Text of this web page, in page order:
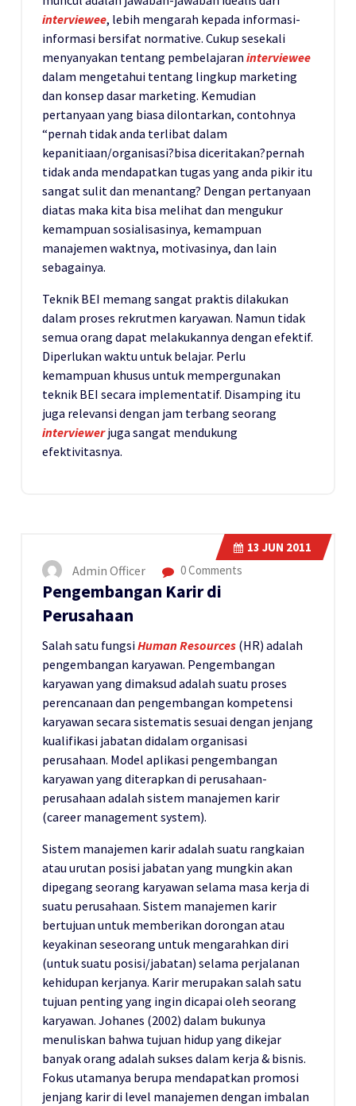
interviewee, lebih mengarah kepada informasi-
informasi bersifat normative. Cukup sesekali
menyanyakan tentang pembelajaran interviewee
dalam mengetahui tentang lingkup marketing
dan konsep dasar marketing. Kemudian
pertanyaan yang biasa dilontarkan, contohnya
“pernah tidak anda terlibat dalam
kepanitiaan/organisasi?bisa diceritakan?pernah
tidak anda mendapatkan tugas yang anda pikir itu
sangat sulit dan menantang? Dengan pertanyaan
diatas maka kita bisa melihat dan mengukur
kemampuan sosialisasinya, kemampuan
manajemen waktnya, motivasinya, dan lain
sebagainya.
Teknik BEI memang sangat praktis dilakukan
dalam proses rekrutmen karyawan. Namun tidak
semua orang dapat melakukannya dengan efektif.
Diperlukan waktu untuk belajar. Perlu
kemampuan khusus untuk mempergunakan
teknik BEI secara implementatif. Disamping itu
juga relevansi dengan jam terbang seorang
interviewerjuga sangat mendukung
efektivitasnya.
13 JUN 2011
Admin Officer 0 Comments
Pengembangan Karir di
Perusahaan
Salah satu fungsiHuman Resources (HR) adalah
pengembangan karyawan. Pengembangan
karyawan yang dimaksud adalah suatu proses
perencanaan dan pengembangan kompetensi
karyawan secara sistematis sesuai dengan jenjang
kualifikasi jabatan didalam organisasi
perusahaan. Model aplikasi pengembangan
karyawan yang diterapkan di perusahaan-
perusahaan adalah sistem manajemen karir
(career management system).
Sistem manajemen karir adalah suatu rangkaian
atau urutan posisi jabatan yang mungkin akan
dipegang seorang karyawan selama masa kerja di
suatu perusahaan. Sistem manajemen karir
bertujuan untuk memberikan dorongan atau
keyakinan seseorang untuk mengarahkan diri
(untuk suatu posisi/jabatan) selama perjalanan
kehidupan kerjanya. Karir merupakan salah satu
tujuan penting yang ingin dicapai oleh seorang
karyawan. Johanes (2002) dalam bukunya
menuliskan bahwa tujuan hidup yang dikejar
banyak orang adalah sukses dalam kerja & bisnis.
Fokus utamanya berupa mendapatkan promosi
jenjang karir di level manajemen dengan imbalan